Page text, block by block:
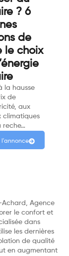
? 6
de
le choix
la hausse
de
aux
climatiques
reche…
l'annonce
Achard, Agence
le confort et
dans
les dernières
de qualité
en augmentant